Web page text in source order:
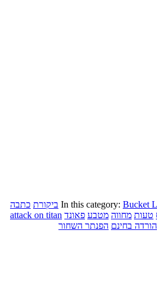
In this category: Bucket ביקורת כתבה
טעות מחווה מטבע פאונד attack on titan
הורדה בחינם הפנתר השחור